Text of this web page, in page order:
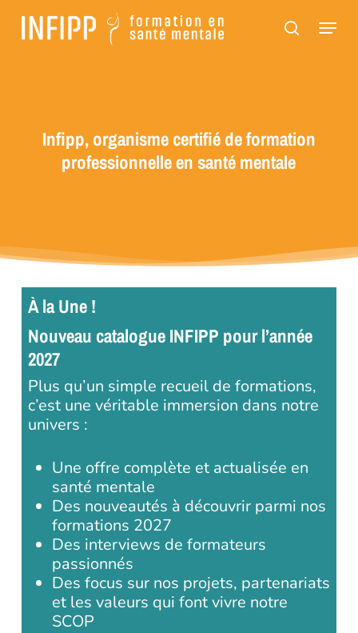
Panneau de gestion des cookies
contenu
Menu
Infipp, organisme certifié de formation
professionnelle en santé mentale
À la Une !
Nouveau catalogue INFIPP pour l’année
2027
Plus qu’un simple recueil de formations,
c’est une véritable immersion dans notre
univers :
Une offre complète et actualisée en
santé mentale
Des nouveautés à découvrir parmi nos
formations 2027
Des interviews de formateurs
passionnés
Des focus sur nos projets, partenariats
et les valeurs qui font vivre notre
SCOP